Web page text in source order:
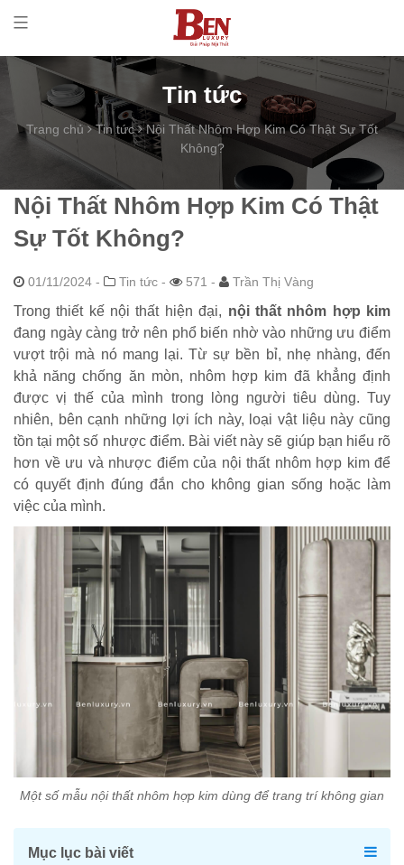
Tin tức
Trang chủ Tin tức
Nội Thất Nhôm Hợp Kim Có Thật Sự Tốt
Không?
Nội Thất Nhôm Hợp Kim Có Thật
Sự Tốt Không?
01/11/2024 - Tin tức - 571 - Trần Thị Vàng
Trong thiết kế nội thất hiện đại, nội thất nhôm hợp kim
đang ngày càng trở nên phổ biến nhờ vào những ưu điểm
vượt trội mà nó mang lại. Từ sự bền bỉ, nhẹ nhàng, đến
khả năng chống ăn mòn, nhôm hợp kim đã khẳng định
được vị thế của mình trong lòng người tiêu dùng. Tuy
nhiên, bên cạnh những lợi ích này, loại vật liệu này cũng
tồn tại một số nhược điểm. Bài viết này sẽ giúp bạn hiểu rõ
hơn về ưu và nhược điểm của nội thất nhôm hợp kim để
có quyết định đúng đắn cho không gian sống hoặc làm
việc của mình.
Một số mẫu nội thất nhôm hợp kim dùng để trang trí không gian
Mục lục bài viết